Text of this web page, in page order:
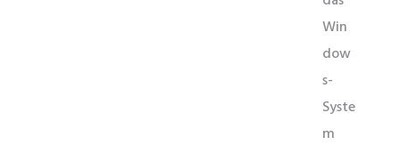
Win
dow
s-
Syste
m